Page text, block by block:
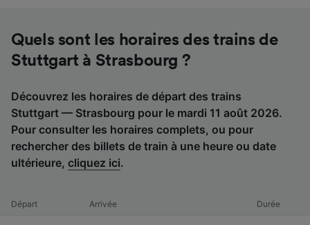
Quels sont les horaires des trains de
Stuttgart à Strasbourg ?
Découvrez les horaires de départ des trains
Stuttgart — Strasbourg pour le mardi 11 août 2026.
Pour consulter les horaires complets, ou pour
rechercher des billets de train à une heure ou date
ultérieure, cliquez ici.
Départ Arrivée Durée